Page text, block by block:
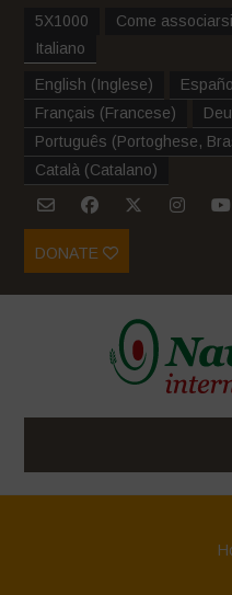
5X1000
Come associarsi
Italiano
English (Inglese) Español
Français (Francese)
Português (Portoghese,
Català (Catalano)
DONATE